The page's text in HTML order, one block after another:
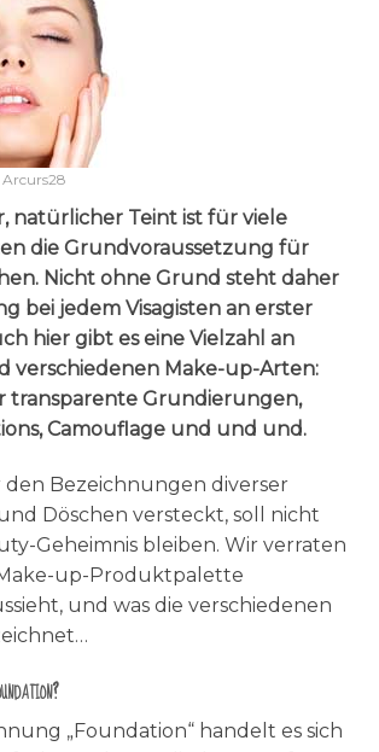
natürlicher Teint ist für viele
die Grundvoraussetzung für
Nicht ohne Grund steht daher
bei jedem Visagisten an erster
hier gibt es eine Vielzahl an
verschiedenen Make-up-Arten:
transparente Grundierungen,
Camouflage und und und.
den Bezeichnungen diverser
Döschen versteckt, soll nicht
Geheimnis bleiben. Wir verraten
up-Produktpalette
und was die verschiedenen
„Foundation“ handelt es sich